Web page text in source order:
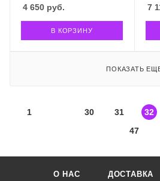
4 650 руб.
В КОРЗИНУ
7
ПОКАЗАТЬ
1 30 31 32
47
О НАС ДОСТАВКА